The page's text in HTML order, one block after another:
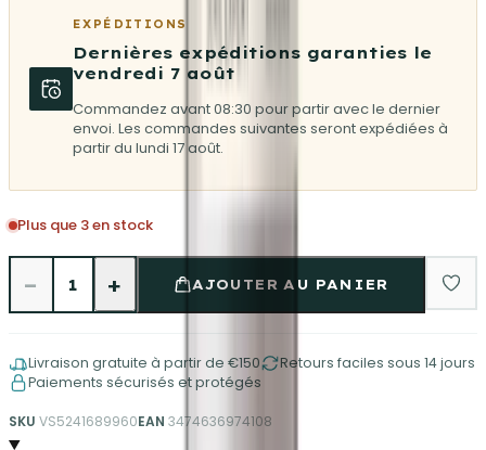
EXPÉDITIONS
Dernières expéditions garanties le
vendredi 7 août
Commandez avant 08:30 pour partir avec le dernier
envoi. Les commandes suivantes seront expédiées à
partir du lundi 17 août.
Plus que 3 en stock
− 1 + AJOUTER AU PANIER
Livraison gratuite à partir de €150
Retours faciles sous 14 jours
Paiements sécurisés et protégés
SKU VS5241689960EAN 3474636974108